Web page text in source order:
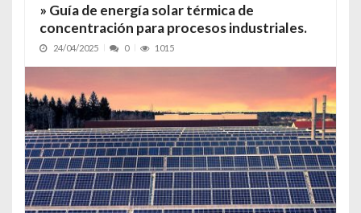
» Guía de energía solar térmica de
concentración para procesos industriales.
24/04/2025 0 1015